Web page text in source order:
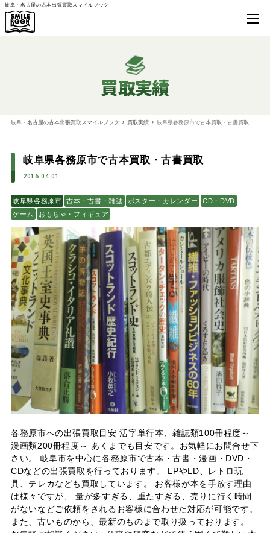
岐阜・名古屋の古本出張買取スマイルブック
買取実績
岐阜・名古屋の古本出張買取スマイルブック 買取実績 岐阜県各務原市で古本買取・古書買取
岐阜県各務原市で古本買取・古書買取
2016.04.01
岐阜県各務原市 古本・古書・雑誌 ポスター・カレンダー
CD・DVD
ゲーム
おもちゃ・フィギュア
各務原市への出張買取目安 活字単行本、雑誌類100冊程度～
漫画類200冊程度～ あくまでも目安です。お気軽にお問合せ下
さい。 岐阜市を中心に各務原市で古本・古書・漫画・DVD・
CDなどの出張買取を行っております。 LPやLD、レトロ玩
具、テレカなども買取しています。 お客様が本を手放す理由
は様々ですが、 量が多すぎる、重たすぎる、売りに行く時間
がないなどご依頼をされるお客様に合わせた対応が可能です。
また、古いものから、最新のものまで取り扱っております。